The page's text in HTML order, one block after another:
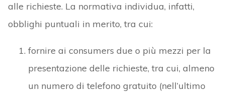
alle richieste. La normativa individua, infatti,
obblighi puntuali in merito, tra cui:
fornire ai consumers due o più mezzi per la
presentazione delle richieste, tra cui, almeno
un numero di telefono gratuito (nell’ultimo